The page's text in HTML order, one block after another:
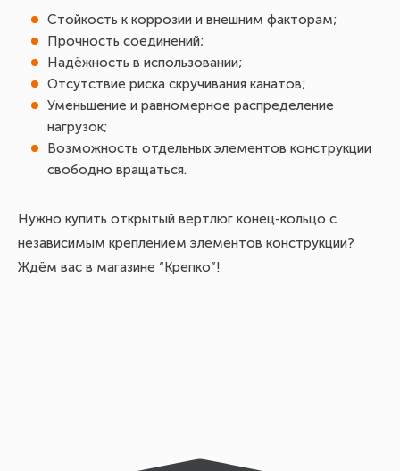
Стойкость к коррозии и внешним факторам;
Прочность соединений;
Надёжность в использовании;
Отсутствие риска скручивания канатов;
Уменьшение и равномерное распределение
нагрузок;
Возможность отдельных элементов конструкции
свободно вращаться.
Нужно купить открытый вертлюг конец-кольцо с
независимым креплением элементов конструкции?
Ждём вас в магазине “Крепко”!